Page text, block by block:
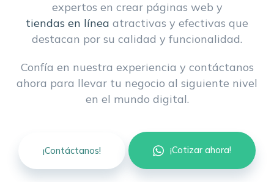
expertos en crear páginas web y
tiendas en línea atractivas y efectivas que
destacan por su calidad y funcionalidad.
Confía en nuestra experiencia y contáctanos
ahora para llevar tu negocio al siguiente nivel
en el mundo digital.
¡Contáctanos! ¡Cotizar ahora!